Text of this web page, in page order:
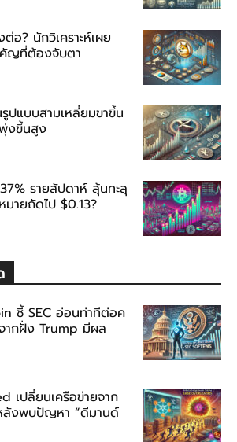
อ? นักวิเคราะห์เผย
ญที่ต้องจับตา
ปแบบสามเหลี่ยมขาขึ้น
พุ่งขึ้นสูง
รายสัปดาห์ ลุ้นทะลุ
มายถัดไป $0.13?
ชี้ SEC อ่อนท่าทีต่อค
ากฝั่ง Trump มีผล
เปลี่ยนเครือข่ายจาก
ลังพบปัญหา “ดีมานด์